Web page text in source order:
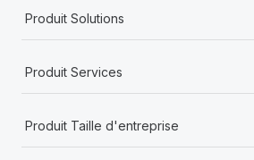
Produit Solutions
Produit Services
Produit Taille d'entreprise